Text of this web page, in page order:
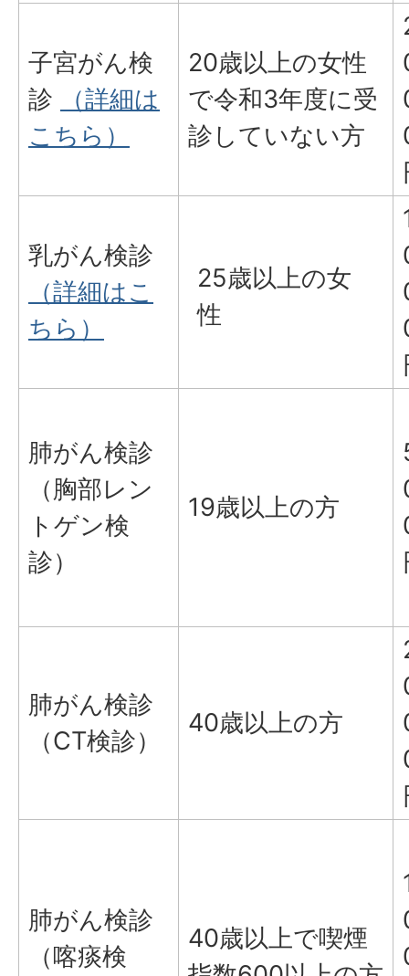
子宮がん検
診
（詳細は
こちら）
20歳以上の女性
で令和3年度に受
診していない方
乳がん検診
（詳細はこ
ちら）
25歳以上の女
性
肺がん検診
（胸部レン
トゲン検
診）
19歳以上の方
肺がん検診
（CT検診）
40歳以上の方
肺がん検診
（喀痰検
40歳以上で喫煙